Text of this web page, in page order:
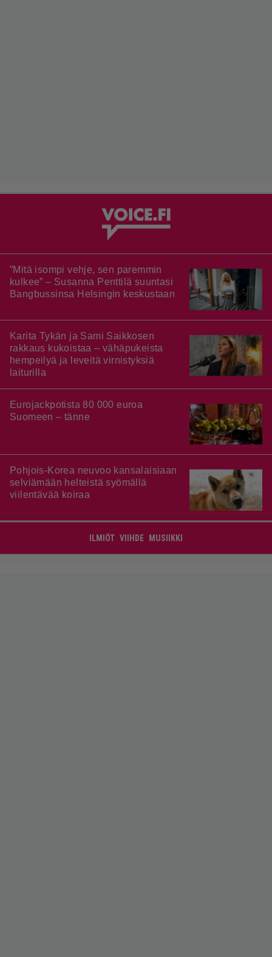
”Mitä isompi vehje, sen paremmin
kulkee” – Susanna Penttilä suuntasi
Bangbussinsa Helsingin keskustaan
Karita Tykän ja Sami Saikkosen
rakkaus kukoistaa – vähäpukeista
hempeilyä ja leveitä virnistyksiä
laiturilla
Eurojackpotista 80 000 euroa
Suomeen – tänne
Pohjois-Korea neuvoo kansalaisiaan
selviämään helteistä syömällä
viilentävää koiraa
ILMIÖT VIIHDE MUSIIKKI